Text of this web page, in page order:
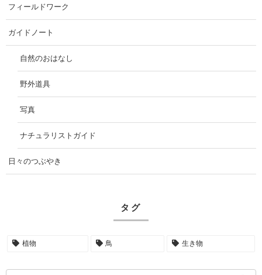
フィールドワーク
ガイドノート
自然のおはなし
野外道具
写真
ナチュラリストガイド
日々のつぶやき
タグ
植物 鳥 生き物